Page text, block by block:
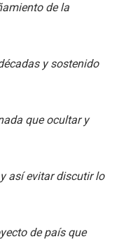
de la
y sostenido
que ocultar y
así evitar discutir lo
de país que